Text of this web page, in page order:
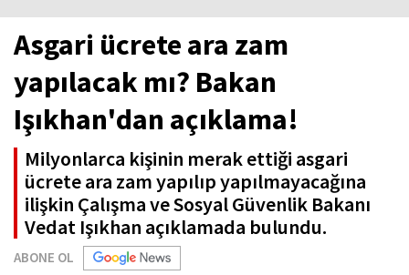
Asgari ücrete ara zam
yapılacak mı? Bakan
Işıkhan'dan açıklama!
Milyonlarca kişinin merak ettiği asgari
ücrete ara zam yapılıp yapılmayacağına
ilişkin Çalışma ve Sosyal Güvenlik Bakanı
Vedat Işıkhan açıklamada bulundu.
ABONE OL